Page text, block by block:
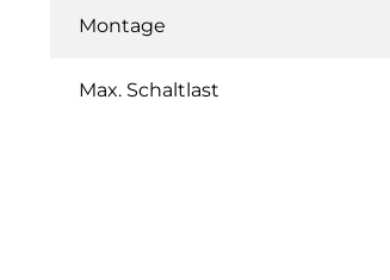
Montage
Max. Schaltlast